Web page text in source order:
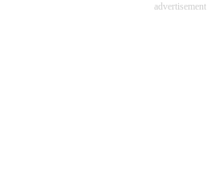
企業向けIT製品の総合サイトadvertisement